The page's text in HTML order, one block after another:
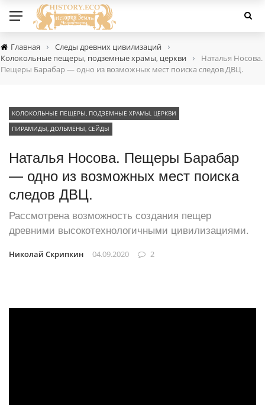
Главная › Следы древних цивилизаций ›
Колокольные пещеры, подземные храмы, церкви ›
Наталья Носова.
Пещеры Барабар — одно из возможных мест поиска следов ДВЦ.
КОЛОКОЛЬНЫЕ ПЕЩЕРЫ, ПОДЗЕМНЫЕ ХРАМЫ, ЦЕРКВИ
ПИРАМИДЫ, ДОЛЬМЕНЫ, СЕЙДЫ
Наталья Носова. Пещеры Барабар
— одно из возможных мест поиска
следов ДВЦ.
Рассмотрена возможность создания пещер
древними высокотехнологичными цивилизациями.
Николай Скрипкин 04.09.2020 2